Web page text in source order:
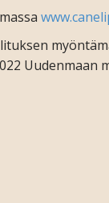
Uudenmaan